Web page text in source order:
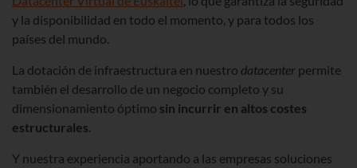
y la disponibilidad en todo el momento, y para todos los
países del mundo.
La dotación de infraestructura en nuestro datacenter permite
también el desarrollo de un negocio completo y su
dimensionamiento óptimo sin incurrir en altos costes
estructurales.
Y nuestra experiencia aportando a las empresas soluciones